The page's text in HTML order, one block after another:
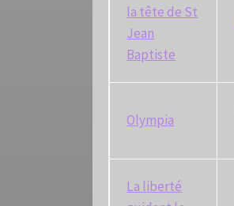
la tête de St
Jean
Baptiste
Olympia
La liberté